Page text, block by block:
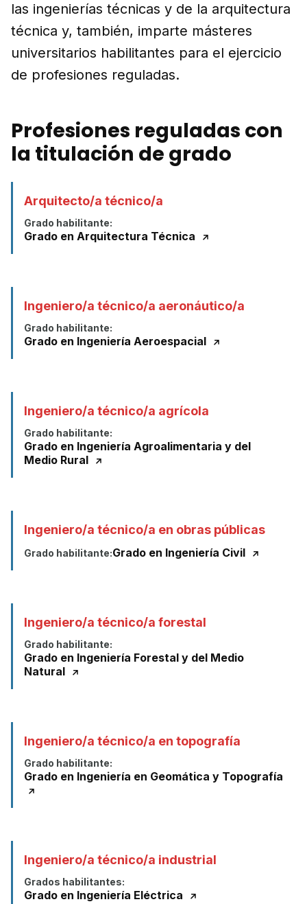
las ingenierías técnicas y de la arquitectura
técnica y, también, imparte másteres
universitarios habilitantes para el ejercicio
de profesiones reguladas.
Profesiones reguladas con
la titulación de grado
Arquitecto/a técnico/a
Grado habilitante:
Grado en Arquitectura Técnica
Ingeniero/a técnico/a aeronáutico/a
Grado habilitante:
Grado en Ingeniería Aeroespacial
Ingeniero/a técnico/a agrícola
Grado habilitante:
Grado en Ingeniería Agroalimentaria y del
Medio Rural
Ingeniero/a técnico/a en obras públicas
Grado habilitante:Grado en Ingeniería Civil
Ingeniero/a técnico/a forestal
Grado habilitante:
Grado en Ingeniería Forestal y del Medio
Natural
Ingeniero/a técnico/a en topografía
Grado habilitante:
Grado en Ingeniería en Geomática y Topografía
Ingeniero/a técnico/a industrial
Grados habilitantes:
Grado en Ingeniería Eléctrica